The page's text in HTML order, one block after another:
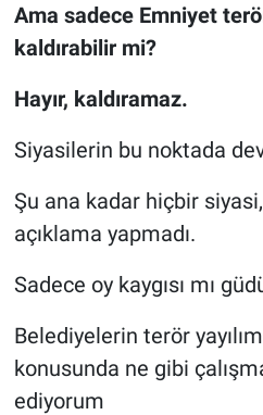
Ama sadece Emniyet
kaldırabilir mi?
Hayır, kaldıramaz.
Siyasilerin bu noktada
Şu ana kadar hiçbir
açıklama yapmadı.
Sadece oy kaygısı mı
Belediyelerin terör
konusunda ne gibi
ediyorum